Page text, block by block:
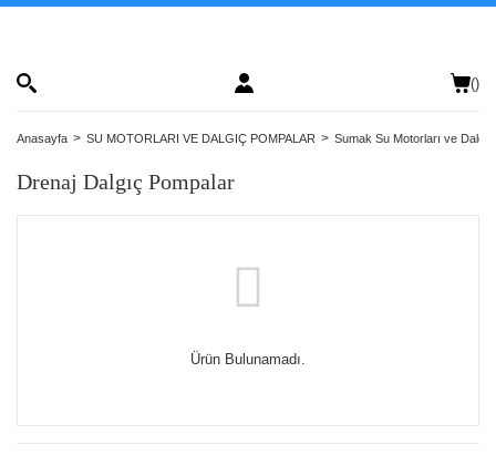
()
Anasayfa SU MOTORLARI VE DALGIÇ POMPALAR Sumak Su Motorları ve
Drenaj Dalgıç Pompalar
Ürün Bulunamadı.